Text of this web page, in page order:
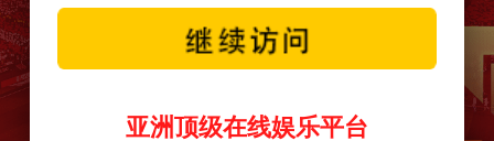
亚洲顶级在线娱乐平台